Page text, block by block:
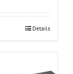
Details